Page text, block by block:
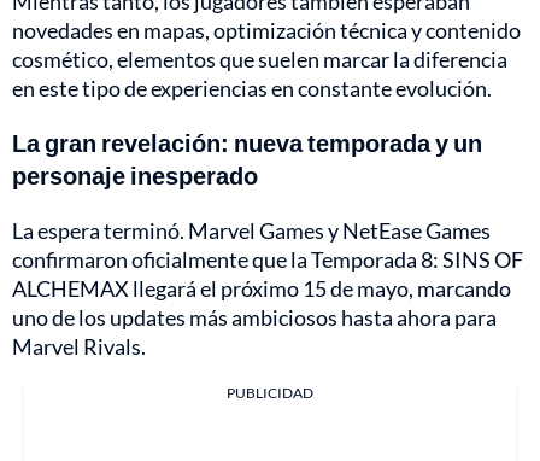
novedades en mapas, optimización técnica y contenido
cosmético, elementos que suelen marcar la diferencia
en este tipo de experiencias en constante evolución.
La gran revelación: nueva temporada y un
personaje inesperado
La espera terminó. Marvel Games y NetEase Games
confirmaron oficialmente que la Temporada 8: SINS OF
ALCHEMAX llegará el próximo 15 de mayo, marcando
uno de los updates más ambiciosos hasta ahora para
Marvel Rivals.
PUBLICIDAD